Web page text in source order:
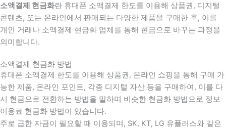
소액결제 현금화란 휴대폰 소액결제 한도를 이용해 상품권, 디지털
콘텐츠, 또는 온라인에서 판매되는 다양한 제품을 구매한 후, 이를
개인 거래나 소액결제 현금화 업체를 통해 현금으로 바꾸는 과정을
의미합니다.
소액결제 현금화 방법
휴대폰 소액결제 한도를 이용해 상품권, 온라인 쇼핑을 통해 구매 가
능한 제품, 온라인 포인트, 각종 디지털 자산 등을 구매하여, 이를 다
시 현금으로 전환하는 방법을 말하며 비슷한 현금화 방법으로 정보
이용료 현금화 방법이 있습니다.
주로 급한 자금이 필요할 때 이용되며, SK, KT, LG 유플러스와 같은